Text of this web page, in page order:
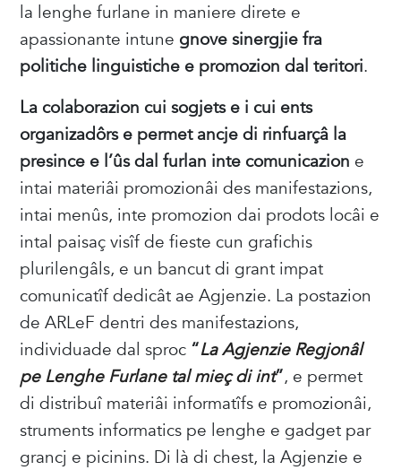
la lenghe furlane in maniere direte e
apassionante intune gnove sinergjie fra
politiche linguistiche e promozion dal teritori.
La colaborazion cui sogjets e i cui ents
organizadôrs e permet ancje di rinfuarçâ la
presince e l’ûs dal furlan inte comunicazion e
intai materiâi promozionâi des manifestazions,
intai menûs, inte promozion dai prodots locâi e
intal paisaç visîf de fieste cun grafichis
plurilengâls, e un bancut di grant impat
comunicatîf dedicât ae Agjenzie. La postazion
de ARLeF dentri des manifestazions,
individuade dal sproc “La Agjenzie Regjonâl
pe Lenghe Furlane tal mieç di int”, e permet
di distribuî materiâi informatîfs e promozionâi,
struments informatics pe lenghe e gadget par
grancj e picinins. Di là di chest, la Agjenzie e